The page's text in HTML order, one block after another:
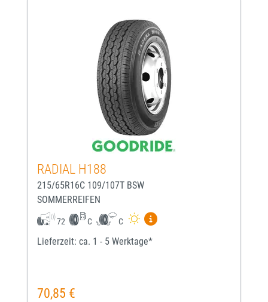
RADIAL H188
215/65R16C 109/107T BSW
SOMMERREIFEN
72 C C
Mehr Informationen zum
Lieferzeit: ca. 1 - 5 Werktage*
Regulärer Preis:
70,85 €